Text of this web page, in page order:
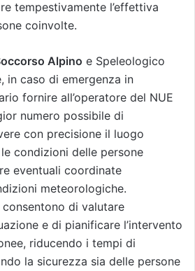
tempestivamente l’effettiva
coinvolte.
Alpino e Speleologico
in caso di emergenza in
fornire all’operatore del NUE
numero possibile di
con precisione il luogo
condizioni delle persone
eventuali coordinate
meteorologiche.
di valutare
e di pianificare l’intervento
riducendo i tempi di
la sicurezza sia delle persone